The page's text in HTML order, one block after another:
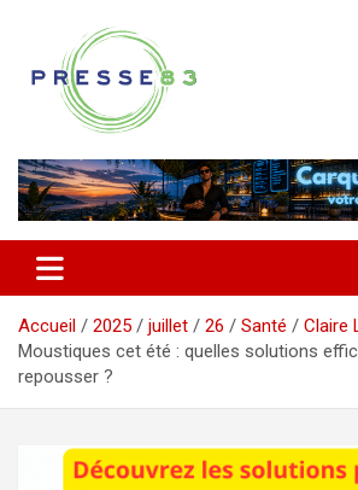
contenu
Presse 83
Accueil 2025 juillet 26 Santé
Claire
Moustiques cet été : quelles solutions
repousser ?